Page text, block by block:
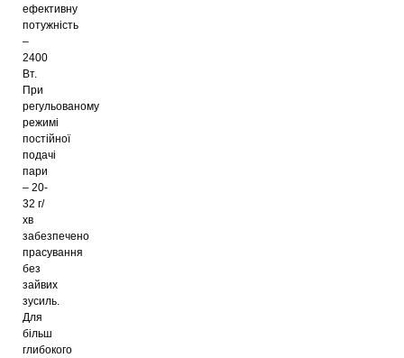
ефективну
потужність
–
2400
Вт.
При
регульованому
режимі
постійної
подачі
пари
– 20-
32 г/
хв
забезпечено
прасування
без
зайвих
зусиль.
Для
більш
глибокого